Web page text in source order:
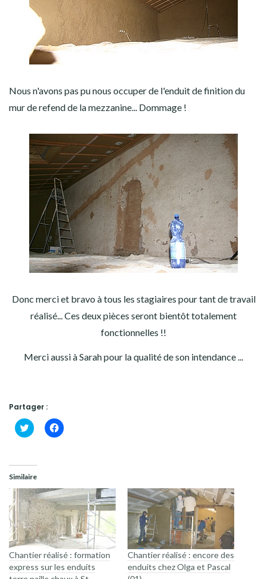
Nous n'avons pas pu nous occuper de l'enduit de finition du
mur de refend de la mezzanine... Dommage !
Donc merci et bravo à tous les stagiaires pour tant de travail
réalisé... Ces deux pièces seront bientôt totalement
fonctionnelles !!
Merci aussi à Sarah pour la qualité de son intendance ...
Partager :
Cliquez
pour
dans
nouvelle
fenêtre)
Cliquez
pour
fenêtre)
Similaire
Chantier réalisé : formation
express sur les enduits
Chantier réalisé : encore des
enduits chez Olga et Pascal